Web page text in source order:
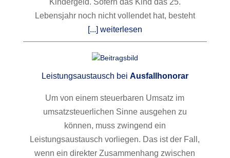
Lebensjahr noch nicht vollendet hat, besteht
[...] weiterlesen
Leistungsaustausch bei Ausfallhonorar
Um von einem steuerbaren Umsatz im
umsatzsteuerlichen Sinne ausgehen zu
können, muss zwingend ein
Leistungsaustausch vorliegen. Das ist der Fall,
wenn ein direkter Zusammenhang zwischen